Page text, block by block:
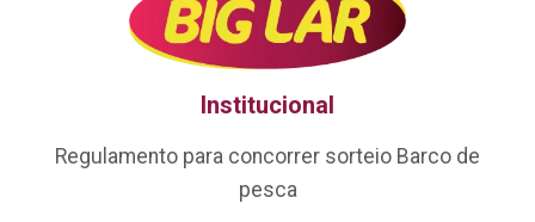
Institucional
Regulamento para concorrer sorteio Barco de
pesca